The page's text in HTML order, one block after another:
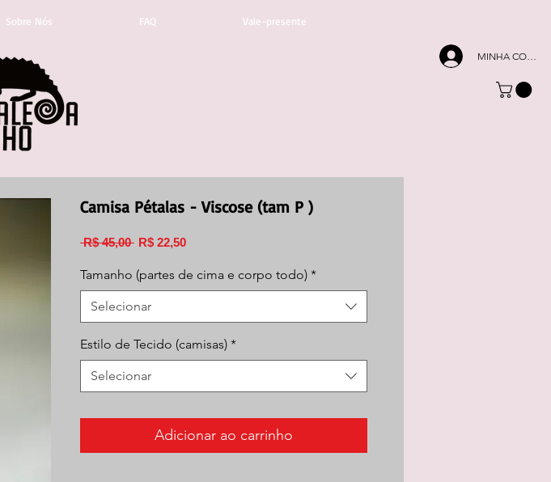
Sobre Nós FAQ Vale-presente
MINHA CONTA
Camisa Pétalas - Viscose (tam P )
R$ 45,00 Preço
R$ 22,50Preço
Tamanho (partes de cima e corpo todo) *
Selecionar
Estilo de Tecido (camisas) *
Selecionar
Adicionar ao carrinho